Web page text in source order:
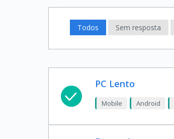
Todos Sem resposta
PC Lento
Mobile Android